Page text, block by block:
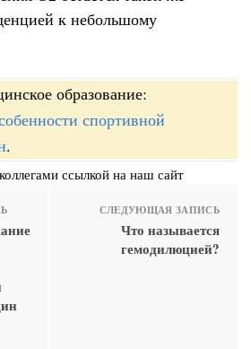
к небольшому
образование:
спортивной
.
ссылкой на наш сайт
СЛЕДУЮЩАЯ ЗАПИСЬ
Что называется
гемодилюцией?